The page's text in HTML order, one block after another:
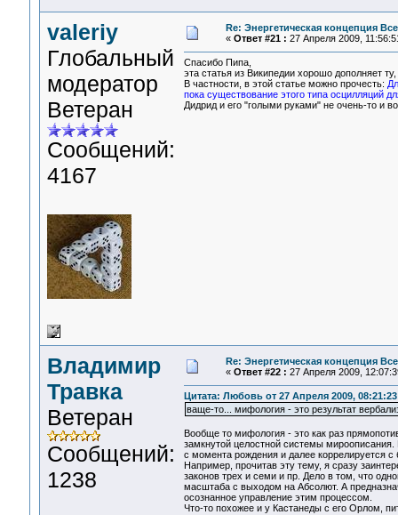
valeriy
Глобальный
модератор
Ветеран
Сообщений:
4167
Re: Энергетическая концепция
« Ответ #21 : 27 Апреля 2009,
Спасибо Пипа,
эта статья из Википедии хорошо дополняет
В частности, в этой статье можно прочесть:
пока существование этого типа осцилляций
Дидрид и его "голыми руками" не очень-то и
Владимир
Травка
Ветеран
Сообщений:
1238
Re: Энергетическая концепция
« Ответ #22 : 27 Апреля 2009,
Цитата: Любовь от 27 Апреля 2009, 08:21:23
ваще-то... мифология - это результат
Вообще то мифология - это как раз
замкнутой целостной системы
с момента рождения и далее
Например, прочитав эту тему, я сразу
законов трех и семи и пр. Дело в том, что
масштаба с выходом на Абсолют. А
осознанное управление этим процессом.
Что-то похожее и у Кастанеды с его Орлом,